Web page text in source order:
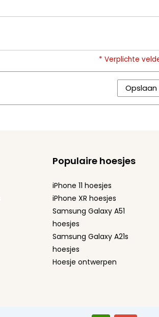
* Verplichte
Opslaan
Populaire hoesjes
iPhone 11 hoesjes
iPhone XR hoesjes
Samsung Galaxy A51
hoesjes
Samsung Galaxy A21s
hoesjes
Hoesje ontwerpen